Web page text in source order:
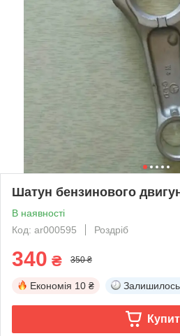
Шатун бензинового
В наявності
Код: ar000595
Роздріб
340 ₴ 350 ₴
Економія 10 ₴ Залишилось